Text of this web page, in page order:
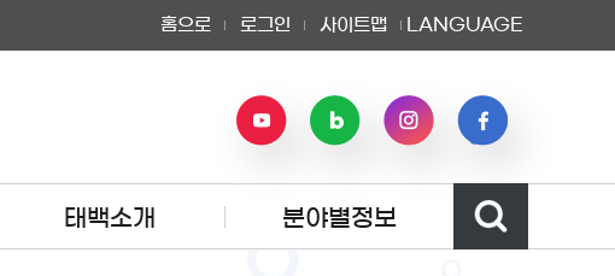
홈으로 로그인 사이트맵 LANGUAGE
태백소개 분야별정보